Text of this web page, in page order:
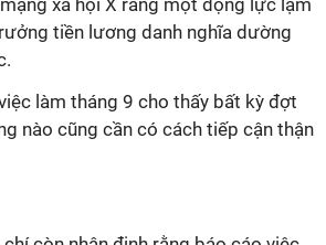
xã hội X rằng một động lực lạm
tiền lương danh nghĩa dường
làm tháng 9 cho thấy bất kỳ đợt
nào cũng cần có cách tiếp cận thận